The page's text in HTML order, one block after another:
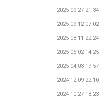
2025-09-27 21:34
2025-09-12 07:02
2025-08-11 22:24
2025-05-02 14:25
2025-04-03 17:57
2024-12-09 22:10
2024-10-27 18:23